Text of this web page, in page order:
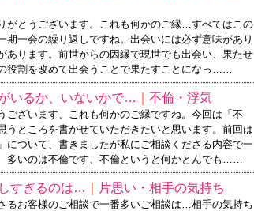
がとうございます。これも何かのご縁…すべてはこの
期一会の繰り返しですね。出会いには必ず意味があり
あります。前世からの因縁で現世でも出会い、果たせ
役割を改めて出会うことで果たすことになっ……
いるか、いないかで… ｜不倫・浮気
ございます、これも何かのご縁ですね。今回は「不
うところを書かせていただきたいと思います。前回は
について、書きましたが私にご相談くださる内容で一
多いのは不倫です、不倫というと何かとんでも……
すぎるのは… 片思い・相手の気持ち
るお客様のご相談で一番多いご相談は…相手の気持ち